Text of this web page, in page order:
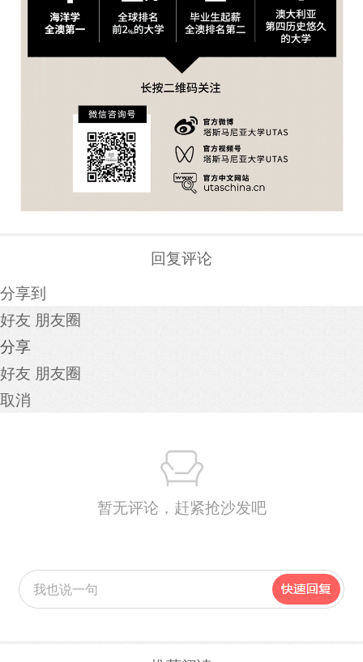
回复评论
分享到
好友 朋友圈
分享
好友 朋友圈
取消
暂无评论，赶紧抢沙发吧